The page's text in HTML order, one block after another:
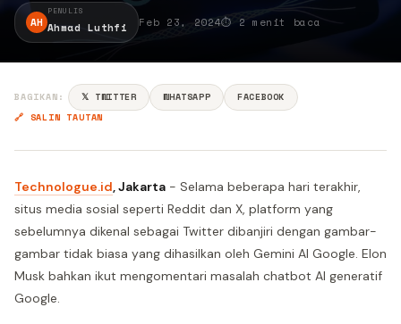
AH
PENULIS
Ahmad Luthfi Feb 23, 2024⏱ 2 menit baca
BAGIKAN: 𝕏 TWITTER WHATSAPP
FACEBOOK
🔗 SALIN TAUTAN
Technologue.id, Jakarta - Selama beberapa hari terakhir,
situs media sosial seperti Reddit dan X, platform yang
sebelumnya dikenal sebagai Twitter dibanjiri dengan gambar-
gambar tidak biasa yang dihasilkan oleh Gemini AI Google. Elon
Musk bahkan ikut mengomentari masalah chatbot AI generatif
Google.